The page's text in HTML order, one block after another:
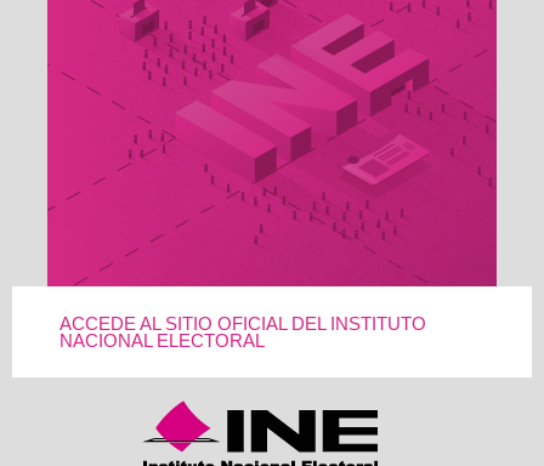
ACCEDE AL SITIO OFICIAL DEL INSTITUTO
NACIONAL ELECTORAL